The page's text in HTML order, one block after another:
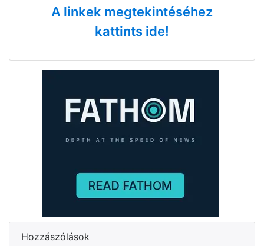
A linkek megtekintéséhez
kattints ide!
Hozzászólások